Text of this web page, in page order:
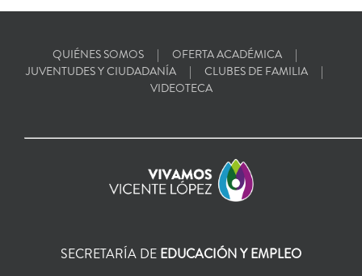
QUIÉNES SOMOS
OFERTA ACADÉMICA
JUVENTUDES Y CIUDADANÍA
CLUBES DE FAMILIA
VIDEOTECA
SECRETARÍA DE EDUCACIÓN Y EMPLEO